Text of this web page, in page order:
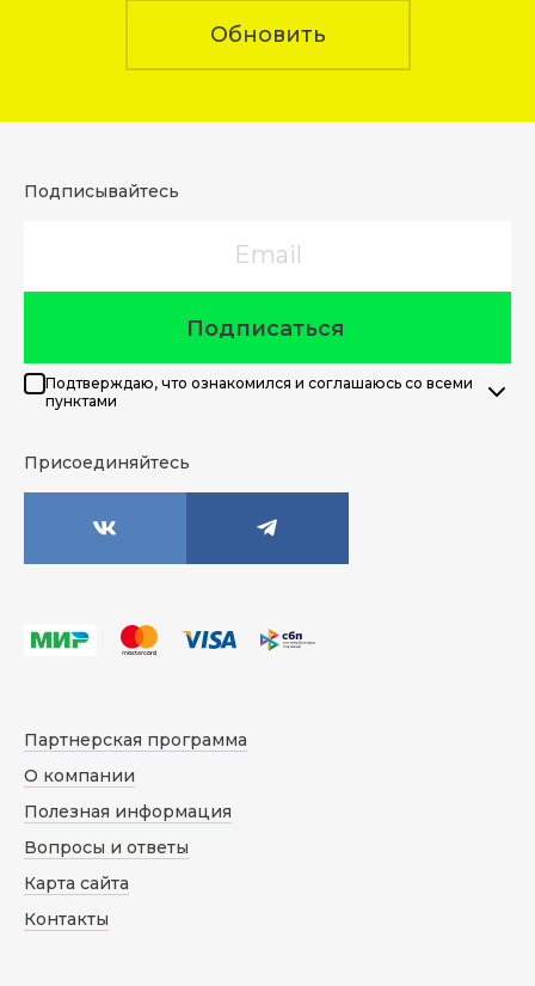
Обновить
Подписывайтесь
Подписаться
Подтверждаю, что ознакомился и соглашаюсь со всеми
пунктами
Присоединяйтесь
Партнерская программа
О компании
Полезная информация
Вопросы и ответы
Карта сайта
Контакты